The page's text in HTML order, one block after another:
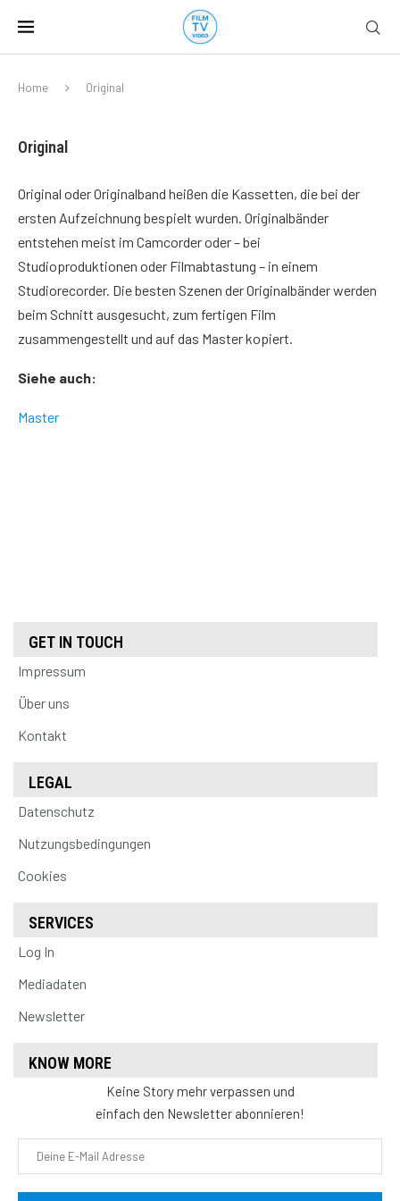
Home Original
Original
Original oder Originalband heißen die Kassetten, die bei der
ersten Aufzeichnung bespielt wurden. Originalbänder
entstehen meist im Camcorder oder – bei
Studioproduktionen oder Filmabtastung – in einem
Studiorecorder. Die besten Szenen der Originalbänder werden
beim Schnitt ausgesucht, zum fertigen Film
zusammengestellt und auf das Master kopiert.
Siehe auch:
Master
GET IN TOUCH
Impressum
Über uns
Kontakt
LEGAL
Datenschutz
Nutzungsbedingungen
Cookies
SERVICES
Log In
Mediadaten
Newsletter
KNOW MORE
Keine Story mehr verpassen und
einfach den Newsletter abonnieren!